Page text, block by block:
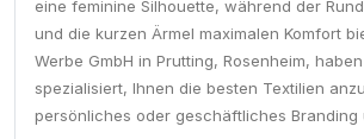
eine feminine Silhouette, während der
und die kurzen Ärmel maximalen Komfort
Werbe GmbH in Prutting, Rosenheim,
spezialisiert, Ihnen die besten Textilien
persönliches oder geschäftliches Branding